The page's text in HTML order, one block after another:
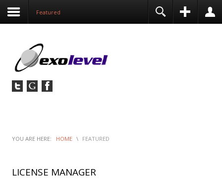
Featured
YOU ARE HERE: HOME \ FEATURED
LICENSE MANAGER